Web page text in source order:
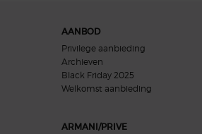
AANBOD
Privilege aanbieding
Archieven
Black Friday 2025
Welkomst aanbieding​
ARMANI/PRIVE